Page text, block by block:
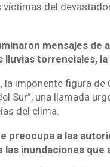
del
mensajes de
torrenciales,
la imponente figura
Sur”, una llamada
del clima.
preocupa a las
las inundaciones que